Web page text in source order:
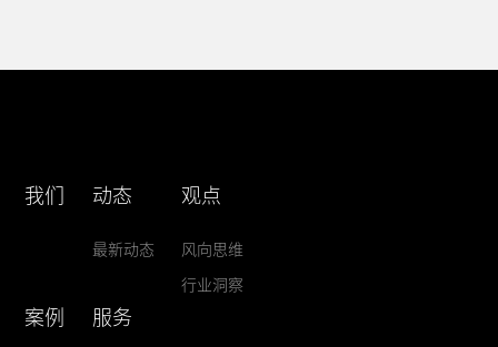
我们 动态
最新动态
观点
风向思维
行业洞察
案例 服务